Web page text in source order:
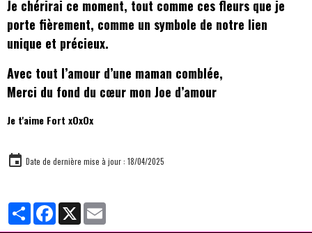
Je chérirai ce moment, tout comme ces fleurs que je
porte fièrement, comme un symbole de notre lien
unique et précieux.
Avec tout l’amour d’une maman comblée,
Merci du fond du cœur mon Joe d’amour
Je t'aime Fort xOxOx
Date de dernière mise à jour : 18/04/2025
PartagerFacebook
X